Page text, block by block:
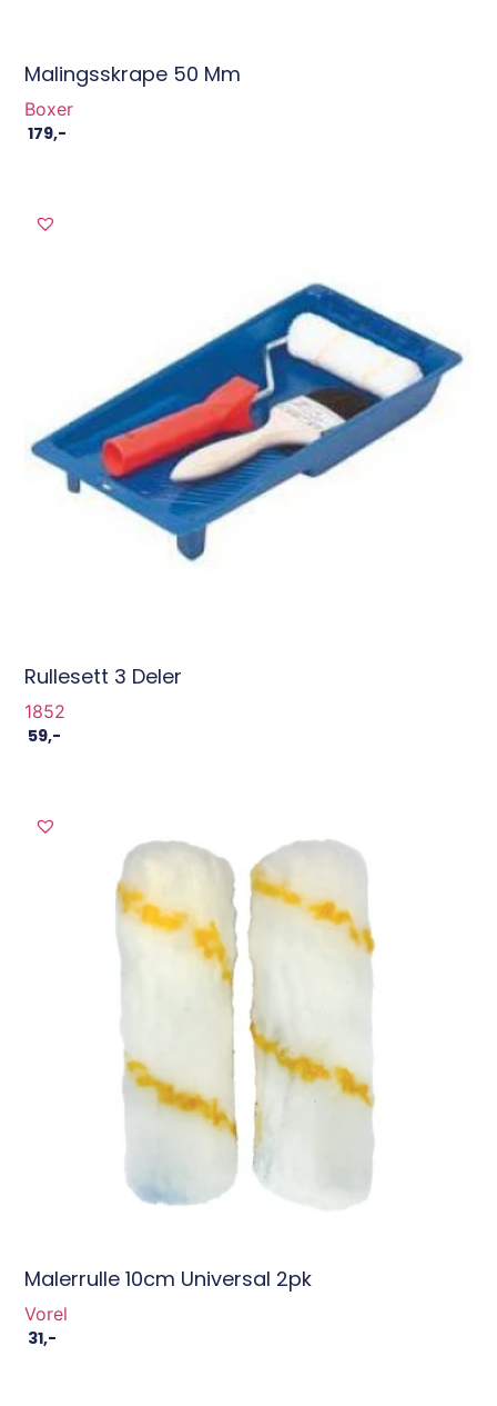
Malingsskrape 50 Mm
Boxer
179,-
Rullesett 3 Deler
1852
59,-
Malerrulle 10cm Universal 2pk
Vorel
31,-